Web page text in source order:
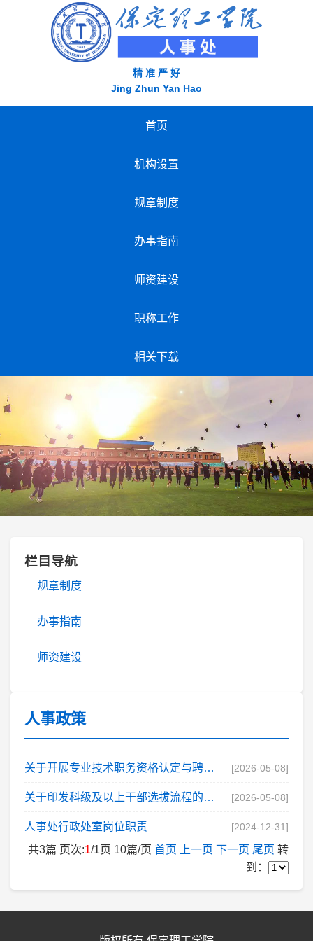
精 准 严 好
Jing Zhun Yan Hao
首页
机构设置
规章制度
办事指南
师资建设
职称工作
相关下载
栏目导航
规章制度
办事指南
师资建设
人事政策
关于开展专业技术职务资格认定与聘任工作的通知 [2026-05-08]
关于印发科级及以上干部选拔流程的通知 [2026-05-08]
人事处行政处室岗位职责 [2024-12-31]
共3篇 页次:1/1页 10篇/页 首页 上一页 下一页 尾页 转
到：